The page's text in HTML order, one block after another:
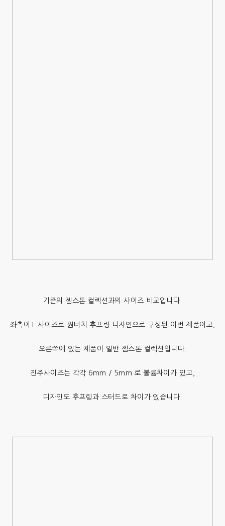
기존의 젬스톤 컬렉션과의 사이즈 비교입니다.
좌측이 L 사이즈로 원터치 후프링 디자인으로 구성된 이번 제품이고,
오른쪽에 있는 제품이 일반 젬스톤 컬렉션입니다.
진주사이즈는 각각 6mm / 5mm 로 볼륨차이가 있고,
디자인도 후프링과 스터드로 차이가 있습니다.